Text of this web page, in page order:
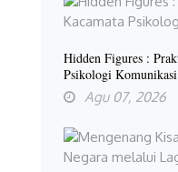
Hidden Figures :
Psikologi Komunikasi
Agu 07, 2026